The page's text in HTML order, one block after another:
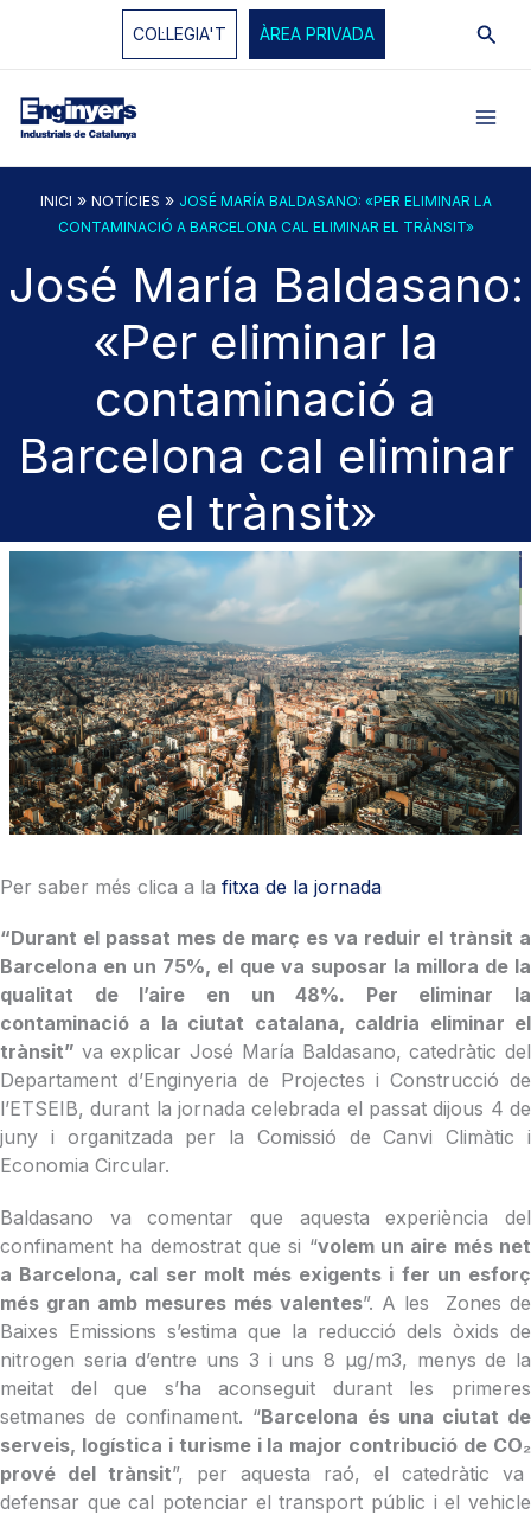
COL·LEGIA'T ÀREA PRIVADA
INICI » NOTÍCIES » JOSÉ MARÍA BALDASANO: «PER ELIMINAR LA
CONTAMINACIÓ A BARCELONA CAL ELIMINAR EL TRÀNSIT»
José María Baldasano:
«Per eliminar la
contaminació a
Barcelona cal eliminar
el trànsit»
Per saber més clica a la fitxa de la jornada
“Durant el passat mes de març es va reduir el trànsit a
Barcelona en un 75%, el que va suposar la millora de la
qualitat de l’aire en un 48%. Per eliminar la
contaminació a la ciutat catalana, caldria eliminar el
trànsit” va explicar José María Baldasano, catedràtic del
Departament d’Enginyeria de Projectes i Construcció de
l’ETSEIB, durant la jornada celebrada el passat dijous 4 de
juny i organitzada per la Comissió de Canvi Climàtic i
Economia Circular.
Baldasano va comentar que aquesta experiència del
confinament ha demostrat que si “volem un aire més net
a Barcelona, cal ser molt més exigents i fer un esforç
més gran amb mesures més valentes”. A les Zones de
Baixes Emissions s’estima que la reducció dels òxids de
nitrogen seria d’entre uns 3 i uns 8 µg/m3, menys de la
meitat del que s’ha aconseguit durant les primeres
setmanes de confinament. “Barcelona és una ciutat de
serveis, logística i turisme i la major contribució de CO₂
prové del trànsit”, per aquesta raó, el catedràtic va
defensar que cal potenciar el transport públic i el vehicle